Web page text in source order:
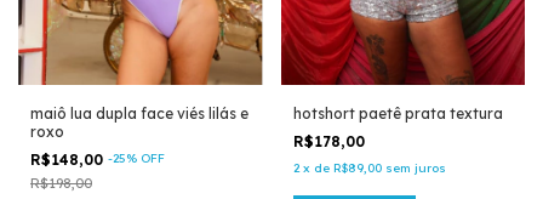
maiô lua dupla face viés lilás e
roxo
R$148,00 -25% OFF
R$198,00
hotshort paetê prata textura
R$178,00
2 x de R$89,00 sem juros